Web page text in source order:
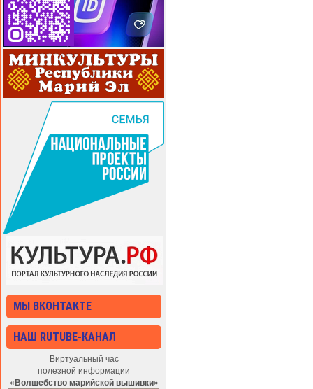
МЫ ВКОНТАКТЕ
НАШ RUTUBE-КАНАЛ
Виртуальный час
полезной информации
«Волшебство марийской вышивки»